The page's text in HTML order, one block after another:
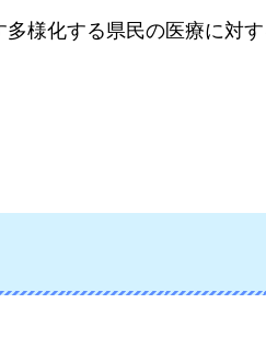
様化する県民の医療に対